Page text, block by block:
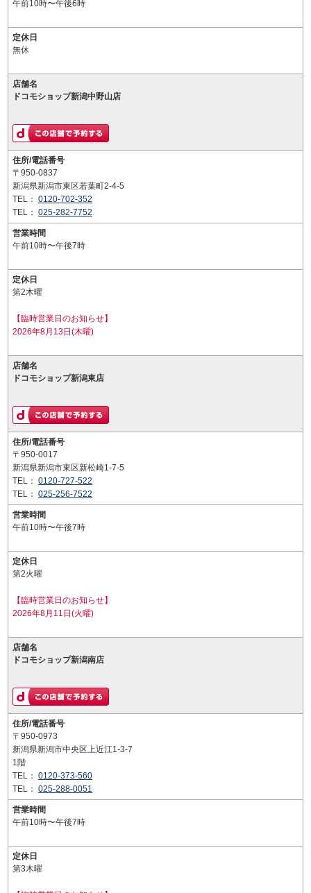
午前10時〜午後6時
定休日
無休
店舗名
ドコモショップ新潟中野山店
住所/電話番号
〒950-0837
新潟県新潟市東区若葉町2-4-5
TEL： 0120-702-352
TEL： 025-282-7752
営業時間
午前10時〜午後7時
定休日
第2木曜
【臨時営業日のお知らせ】
2026年8月13日(木曜)
店舗名
ドコモショップ新潟東店
住所/電話番号
〒950-0017
新潟県新潟市東区新松崎1-7-5
TEL： 0120-727-522
TEL： 025-256-7522
営業時間
午前10時〜午後7時
定休日
第2火曜
【臨時営業日のお知らせ】
2026年8月11日(火曜)
店舗名
ドコモショップ新潟南店
住所/電話番号
〒950-0973
新潟県新潟市中央区上近江1-3-7
1階
TEL： 0120-373-560
TEL： 025-288-0051
営業時間
午前10時〜午後7時
定休日
第3木曜